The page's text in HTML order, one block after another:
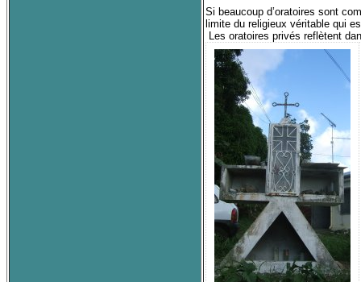
Si beaucoup d’oratoires sont
limite du religieux véritable qui
Les oratoires privés reflètent